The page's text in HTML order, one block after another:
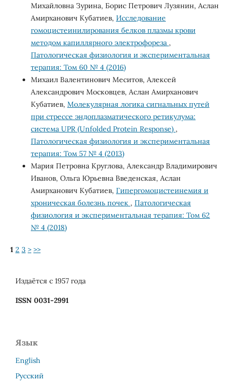
Михайловна Зурина, Борис Петрович Лузянин, Аслан
Амирханович Кубатиев, Исследование
гомоцистеинилирования белков плазмы крови
методом капиллярного электрофореза ,
Патологическая физиология и экспериментальная
терапия: Том 60 № 4 (2016)
Михаил Валентинович Меситов, Алексей
Александрович Московцев, Аслан Амирханович
Кубатиев, Молекулярная логика сигнальных путей
при стрессе эндоплазматического ретикулума:
система UPR (Unfolded Protein Response) ,
Патологическая физиология и экспериментальная
терапия: Том 57 № 4 (2013)
Мария Петровна Круглова, Александр Владимирович
Иванов, Ольга Юрьевна Введенская, Аслан
Амирханович Кубатиев, Гипергомоцистеинемия и
хроническая болезнь почек , Патологическая
физиология и экспериментальная терапия: Том 62
№ 4 (2018)
1 2 3 > >>
Издаётся с 1957 года
ISSN 0031-2991
Язык
English
Русский